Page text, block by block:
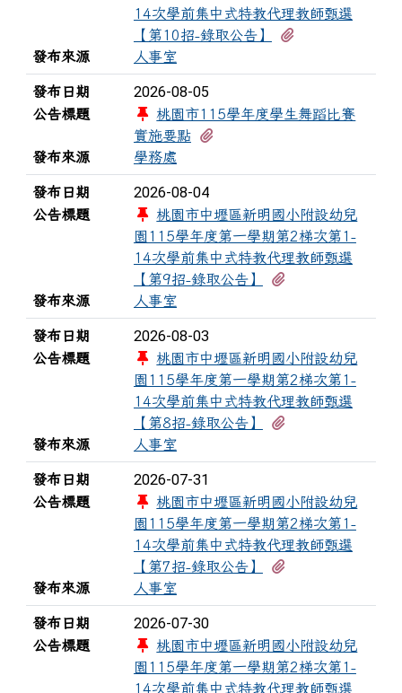
14次學前集中式特教代理教師甄選
【第10招-錄取公告】
發布來源
人事室
發布日期 2026-08-05
公告標題
桃園市115學年度學生舞蹈比賽
實施要點
發布來源
學務處
發布日期 2026-08-04
公告標題
桃園市中壢區新明國小附設幼兒
園115學年度第一學期第2梯次第1-
14次學前集中式特教代理教師甄選
【第9招-錄取公告】
發布來源
人事室
發布日期 2026-08-03
公告標題
桃園市中壢區新明國小附設幼兒
園115學年度第一學期第2梯次第1-
14次學前集中式特教代理教師甄選
【第8招-錄取公告】
發布來源
人事室
發布日期 2026-07-31
公告標題
桃園市中壢區新明國小附設幼兒
園115學年度第一學期第2梯次第1-
14次學前集中式特教代理教師甄選
【第7招-錄取公告】
發布來源
人事室
發布日期 2026-07-30
公告標題
桃園市中壢區新明國小附設幼兒
園115學年度第一學期第2梯次第1-
14次學前集中式特教代理教師甄選